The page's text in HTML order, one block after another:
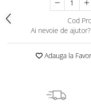
Cod
Ai nevoie de ajutor?
Adauga la